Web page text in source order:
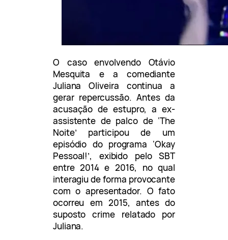
O caso envolvendo Otávio
Mesquita e a comediante
Juliana Oliveira continua a
gerar repercussão. Antes da
acusação de estupro, a ex-
assistente de palco de ‘The
Noite’ participou de um
episódio do programa ‘Okay
Pessoal!’, exibido pelo SBT
entre 2014 e 2016, no qual
interagiu de forma provocante
com o apresentador. O fato
ocorreu em 2015, antes do
suposto crime relatado por
Juliana.